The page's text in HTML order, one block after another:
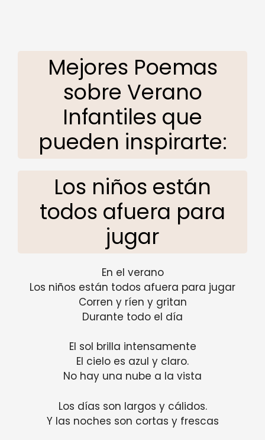
Mejores Poemas
sobre Verano
Infantiles que
pueden inspirarte:
Los niños están
todos afuera para
jugar
En el verano
Los niños están todos afuera para jugar
Corren y ríen y gritan
Durante todo el día
El sol brilla intensamente
El cielo es azul y claro.
No hay una nube a la vista
Los días son largos y cálidos.
Y las noches son cortas y frescas